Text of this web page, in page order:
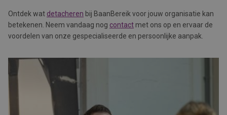
Ontdek wat detacheren bij BaanBereik voor jouw organisatie kan
betekenen. Neem vandaag nog contact met ons op en ervaar de
voordelen van onze gespecialiseerde en persoonlijke aanpak.